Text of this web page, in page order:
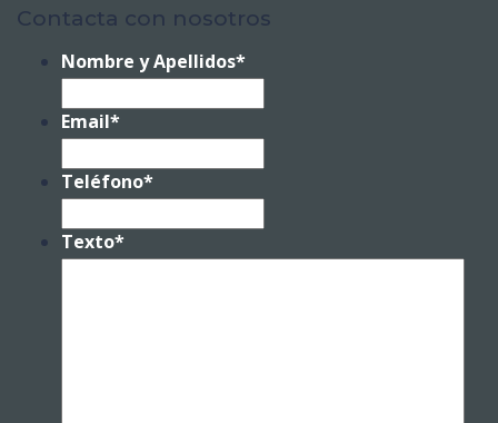
Contacta con nosotros
Nombre y Apellidos*
Email*
Teléfono*
Texto*